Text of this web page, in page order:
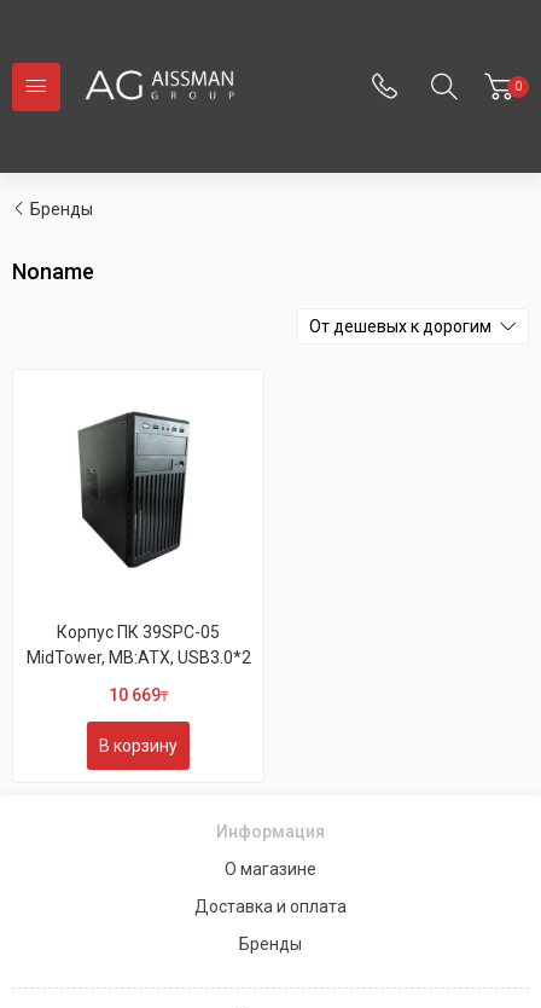
0
Бренды
Noname
От дешевых к дорогим
Корпус ПК 39SPC-05
MidTower, MB:ATX, USB3.0*2
10 669₸
В корзину
Информация
О магазине
Доставка и оплата
Бренды